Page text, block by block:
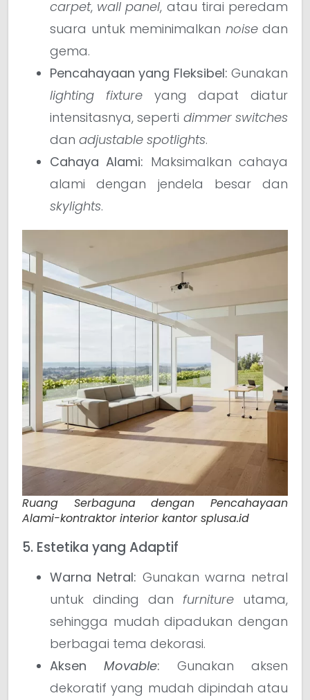
carpet, wall panel, atau tirai peredam
suara untuk meminimalkan noisedan
gema.
Pencahayaan yang Fleksibel: Gunakan
lighting fixtureyang dapat diatur
intensitasnya, seperti dimmer switches
dan adjustable spotlights.
Cahaya Alami: Maksimalkan cahaya
alami dengan jendela besar dan
skylights.
Ruang Serbaguna dengan Pencahayaan
Alami-kontraktor interior kantor splusa.id
5. Estetika yang Adaptif
Warna Netral: Gunakan warna netral
untuk dinding dan furniture utama,
sehingga mudah dipadukan dengan
berbagai tema dekorasi.
Aksen Movable: Gunakan aksen
dekoratif yang mudah dipindah atau